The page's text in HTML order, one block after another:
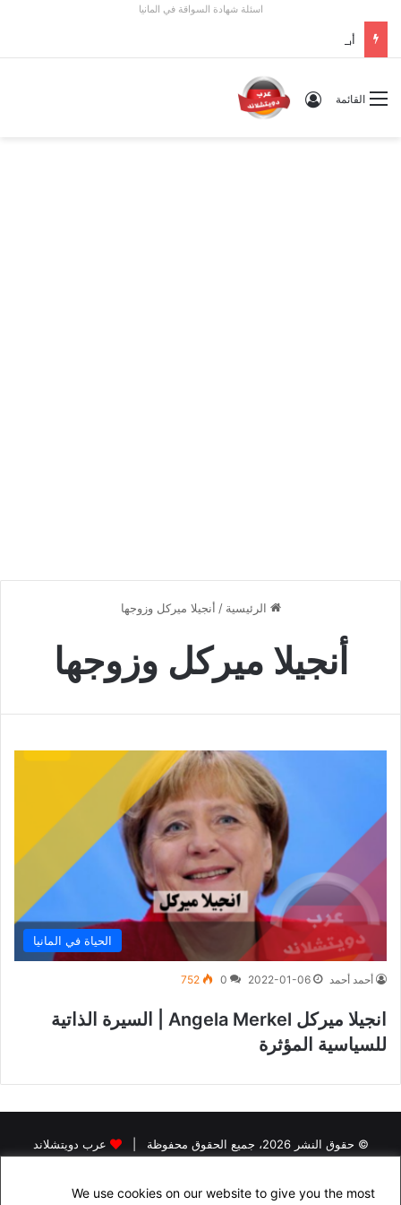
We use cookies on our website to give you the most
اسئلة شهادة السواقة في المانيا
أوسبيلدونغ تبريد مراكز البيانات في ألمانيا 2026: الأجور والشروط
القائمة تسجيل الدخول
الرئيسية / أنجيلا ميركل وزوجها
أنجيلا ميركل وزوجها
الحياة في المانيا
أحمد أحمد 2022-01-06
0
752
انجيلا ميركل Angela Merkel | السيرة الذاتية
للسياسية المؤثرة
© حقوق النشر 2026، جميع الحقوق محفوظة |
عرب دويتشلاند
البحث عن سكن في المانيا
الجنسية الالمانية الاقامة الدائمة في المانيا